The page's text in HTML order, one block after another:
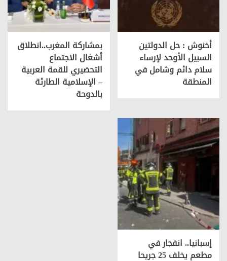
أخنوش : حل الدولتين
السبيل الأوحد لإرساء
سلام دائم وشامل في
المنطقة
بمشاركة المغرب..انطلاق
أشغال الاجتماع
التحضيري للقمة العربية
– الإسلامية الطارئة
بالدوحة
إسبانيا.. انفجار في
مطعم يخلف 25 جريحا